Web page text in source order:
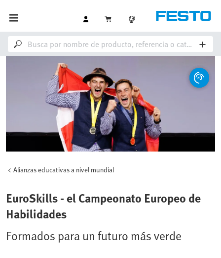
Alianzas educativas a nivel mundial
EuroSkills - el Campeonato Europeo de
Habilidades
Formados para un futuro más verde